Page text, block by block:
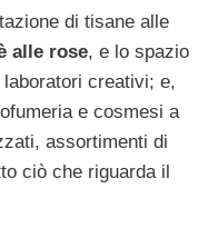
di tisane alle
alle rose, e lo spazio
creativi; e,
e cosmesi a
assortimenti di
ciò che riguarda il